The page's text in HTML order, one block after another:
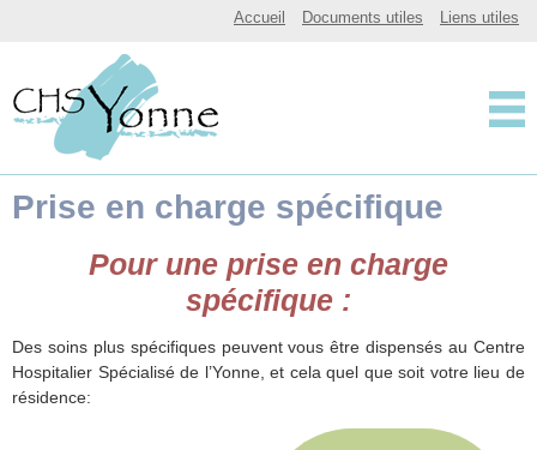
Accueil Documents utiles Liens utiles
CHSY, Centre Hospitalier Spécialisé de l'Yonne
Prise en charge spécifique
Pour une prise en charge
spécifique :
Des soins plus spécifiques peuvent vous être dispensés au Centre
Hospitalier Spécialisé de l’Yonne, et cela quel que soit votre lieu de
résidence: